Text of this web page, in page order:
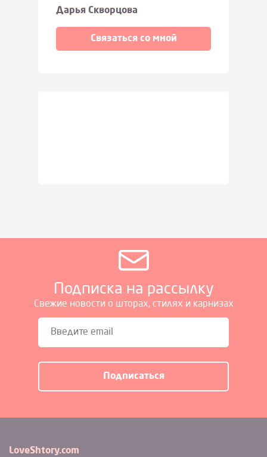
Дарья Скворцова
Связаться со мной
Подписка на рассылку
Свежие новости о шторах, стилях и карнизах
LoveShtory.com